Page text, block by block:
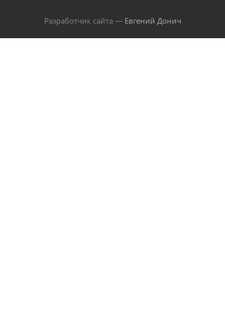
Разработчик сайта — Евгений Донич